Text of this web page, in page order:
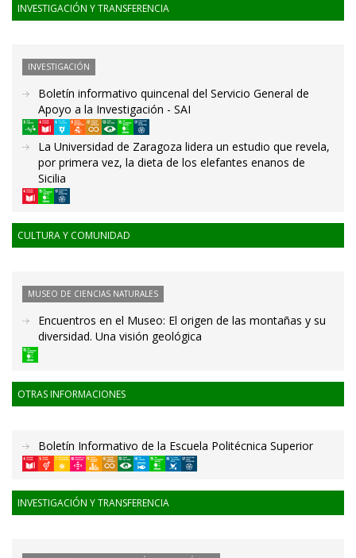
INVESTIGACIÓN Y TRANSFERENCIA
INVESTIGACIÓN
Boletín informativo quincenal del Servicio General de
Apoyo a la Investigación - SAI
La Universidad de Zaragoza lidera un estudio que revela,
por primera vez, la dieta de los elefantes enanos de
Sicilia
CULTURA Y COMUNIDAD
MUSEO DE CIENCIAS NATURALES
Encuentros en el Museo: El origen de las montañas y su
diversidad. Una visión geológica
OTRAS INFORMACIONES
Boletín Informativo de la Escuela Politécnica Superior
INVESTIGACIÓN Y TRANSFERENCIA